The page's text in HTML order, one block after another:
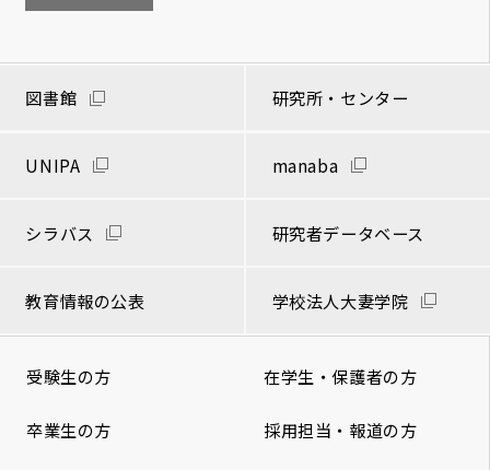
図書館 研究所・センター
UNIPA manaba
シラバス 研究者データベース
教育情報の公表 学校法人大妻学院
受験生の方 在学生・保護者の方
卒業生の方 採用担当・報道の方